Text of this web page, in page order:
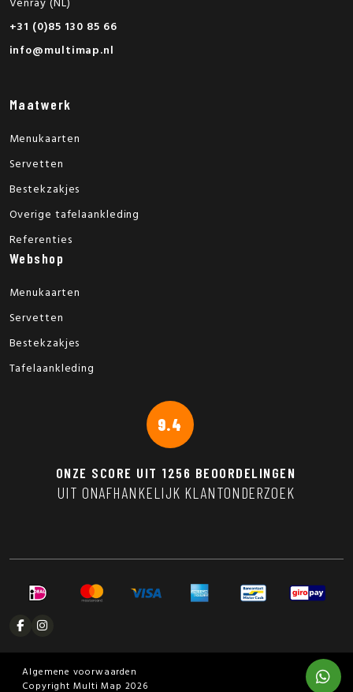
+31 (0)85 130 85 66
info@multimap.nl
Maatwerk
Menukaarten
Servetten
Bestekzakjes
Overige tafelaankleding
Referenties
Webshop
Menukaarten
Servetten
Bestekzakjes
Tafelaankleding
9.4
ONZE SCORE UIT 1256 BEOORDELINGEN
UIT ONAFHANKELIJK KLANTONDERZOEK
Algemene voorwaarden
Copyright Multi Map 2026